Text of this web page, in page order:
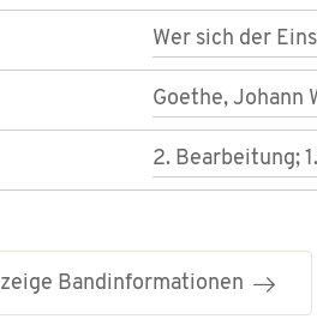
Wer sich der
Goethe, Johann
2. Bearbeitung;
zeige Bandinformationen